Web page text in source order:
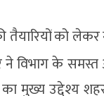
तैयारियों को
ने विभाग के
मुख्य उद्देश्य